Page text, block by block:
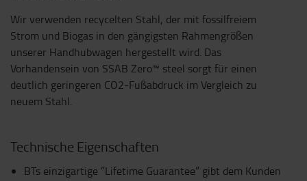
Wir verwenden recycelten Stahl, der mit fossilfreiem
Strom und Biogas in den gängigsten Rahmengrößen
unserer Handhubwagen hergestellt wird. Das
Vorhandensein von SSAB Zero™ steel sorgt für einen
deutlich geringeren CO2-Fußabdruck im Vergleich zu
neuem Stahl.
Technische Eigenschaften
BTs einzigartige ”Lifetime Guarantee” gibt dem Kunden